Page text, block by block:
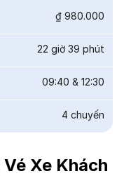
₫ 980.000
22 giờ 39 phút
09:40 & 12:30
4 chuyến
Xe Khách